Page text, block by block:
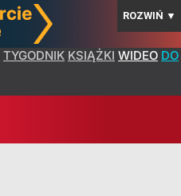
ROZWIŃ ▼
TYGODNIK KSIĄŻKI WIDEO DO